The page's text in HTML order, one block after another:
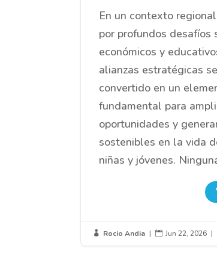
En un contexto
por profundos desafíos
económicos y
alianzas estratégicas
convertido en un
fundamental para
oportunidades y
sostenibles en la vida
niñas y jóvenes.
 Rocio Andia |  Jun 22, 2026 |